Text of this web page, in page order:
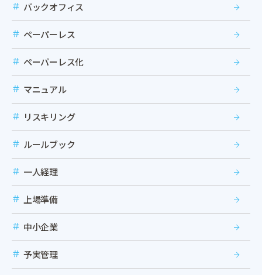
バックオフィス
ペーパーレス
ペーパーレス化
マニュアル
リスキリング
ルールブック
一人経理
上場準備
中小企業
予実管理